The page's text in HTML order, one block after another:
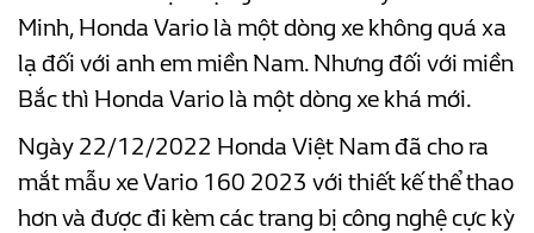
Minh, Honda Vario là một dòng xe không quá xa
lạ đối với anh em miền Nam. Nhưng đối với miền
Bắc thì Honda Vario là một dòng xe khá mới.
Ngày 22/12/2022 Honda Việt Nam đã cho ra
mắt mẫu xe Vario 160 2023 với thiết kế thể thao
hơn và được đi kèm các trang bị công nghệ cực kỳ